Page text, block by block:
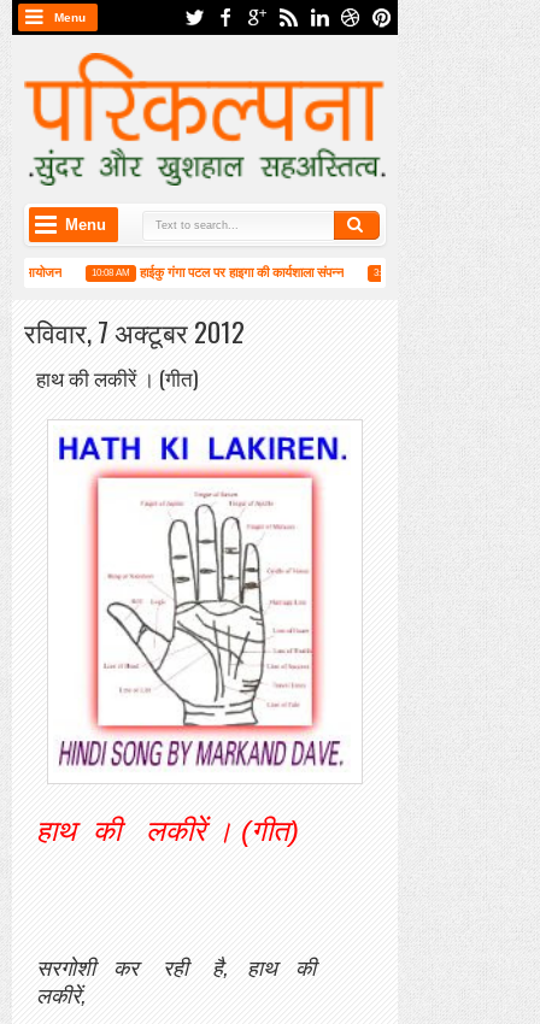
Menu
Menu
आयोजन 10:08 AM हाईकु गंगा पटल पर हाइगा की कार्यशाला संपन्न 3:25 PM मुस्कुराहट बनाए रक्खो :
रविवार, 7 अक्टूबर 2012
हाथ की लकीरें । (गीत)
हाथ की लकीरें । (गीत)
सरगोशी कर रही है, हाथ की
लकीरें,